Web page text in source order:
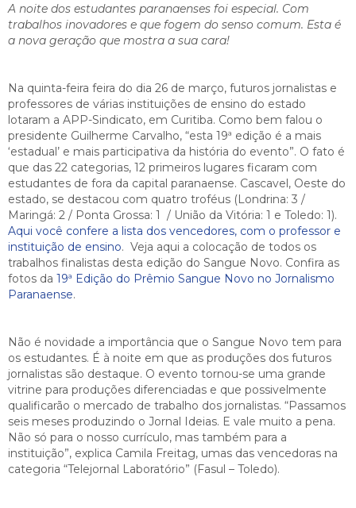
A noite dos estudantes paranaenses foi especial. Com
trabalhos inovadores e que fogem do senso comum. Esta é
a nova geração que mostra a sua cara!
Na quinta-feira feira do dia 26 de março, futuros jornalistas e
professores de várias instituições de ensino do estado
lotaram a APP-Sindicato, em Curitiba. Como bem falou o
presidente Guilherme Carvalho, “esta 19ª edição é a mais
‘estadual’ e mais participativa da história do evento”. O fato é
que das 22 categorias, 12 primeiros lugares ficaram com
estudantes de fora da capital paranaense. Cascavel, Oeste do
estado, se destacou com quatro troféus (Londrina: 3 /
Maringá: 2 / Ponta Grossa: 1 / União da Vitória: 1 e Toledo: 1).
Aqui você confere a lista dos vencedores, com o professor e
instituição de ensino. Veja aqui a colocação de todos os
trabalhos finalistas desta edição do Sangue Novo. Confira as
fotos da 19ª Edição do Prêmio Sangue Novo no Jornalismo
Paranaense.
Não é novidade a importância que o Sangue Novo tem para
os estudantes. É à noite em que as produções dos futuros
jornalistas são destaque. O evento tornou-se uma grande
vitrine para produções diferenciadas e que possivelmente
qualificarão o mercado de trabalho dos jornalistas. “Passamos
seis meses produzindo o Jornal Ideias. E vale muito a pena.
Não só para o nosso currículo, mas também para a
instituição”, explica Camila Freitag, umas das vencedoras na
categoria “Telejornal Laboratório” (Fasul – Toledo).